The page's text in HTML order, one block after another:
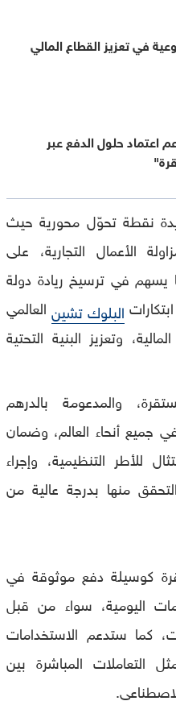
نوعية في تعزيز القطاع المالي
اعتماد حلول الدفع عبر
نقطة تحوّل محورية حيث
الأعمال التجارية، على
يسهم في ترسيخ ريادة دولة
البلوك تشين العالمي
وتعزيز البنية التحتية
والمدعومة بالدرهم
جميع أنحاء العالم، وضمان
للأطر التنظيمية، وإجراء
منها بدرجة عالية من
كوسيلة دفع موثوقة في
اليومية، سواء من قبل
كما ستدعم الاستخدامات
التعاملات المباشرة بين